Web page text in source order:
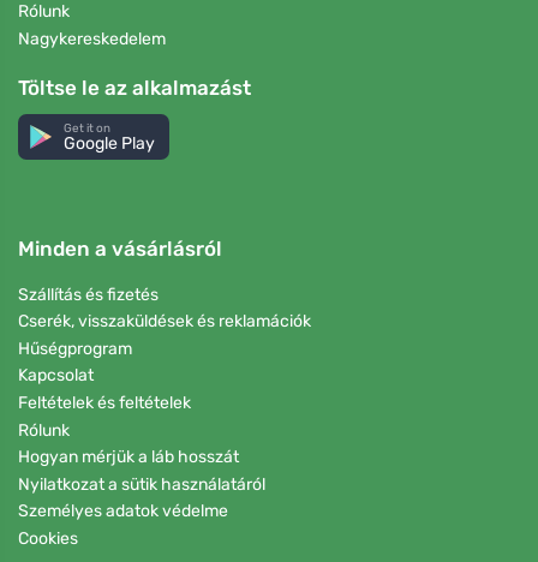
Rólunk
Nagykereskedelem
Töltse le az alkalmazást
Get it on
Google Play
Minden a vásárlásról
Szállítás és fizetés
Cserék, visszaküldések és reklamációk
Hűségprogram
Kapcsolat
Feltételek és feltételek
Rólunk
Hogyan mérjük a láb hosszát
Nyilatkozat a sütik használatáról
Személyes adatok védelme
Cookies